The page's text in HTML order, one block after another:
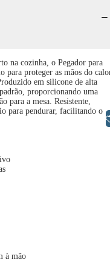
na cozinha, o Pegador para
para proteger as mãos do
em silicone de alta
proporcionando uma
para a mesa. Resistente,
para pendurar, facilitando o
à mão